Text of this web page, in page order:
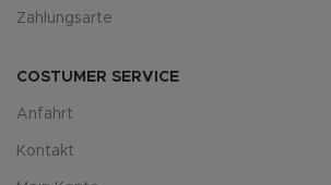
Zahlungsarte
COSTUMER SERVICE
Anfahrt
Kontakt